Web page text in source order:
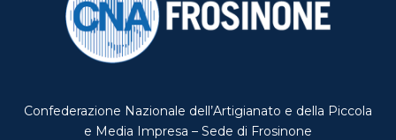
Confederazione Nazionale dell’Artigianato e della Piccola
e Media Impresa – Sede di Frosinone